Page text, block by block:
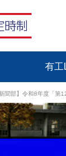
有工
新聞部】令和8年度「第